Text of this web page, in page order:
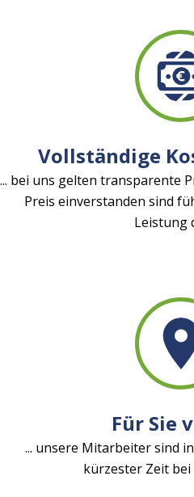
Vollständige
... bei uns gelten transparente
Preis einverstanden sind
Leistung
Für Sie
... unsere Mitarbeiter sind
kürzester Zeit